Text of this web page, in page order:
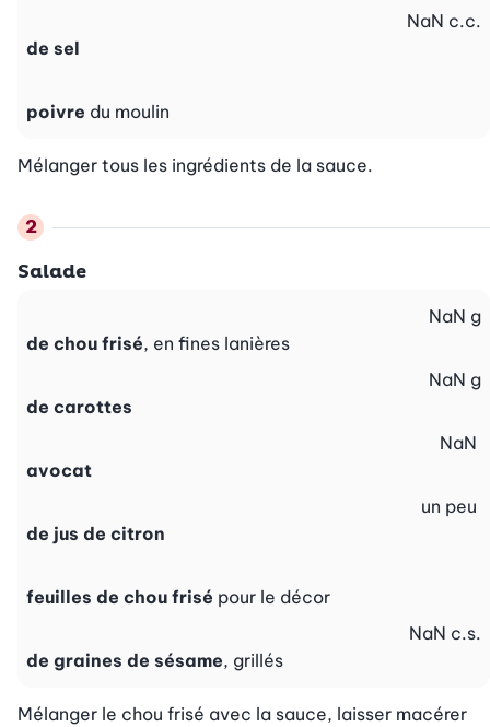
de sel
NaN c.c.
poivre du moulin
Mélanger tous les ingrédients de la sauce.
Salade
de chou frisé, en fines lanières
NaN g
de carottes
NaN g
avocat
NaN
de jus de citron
un peu
feuilles de chou frisé pour le décor
de graines de sésame, grillés
NaN c.s.
Mélanger le chou frisé avec la sauce, laisser macérer